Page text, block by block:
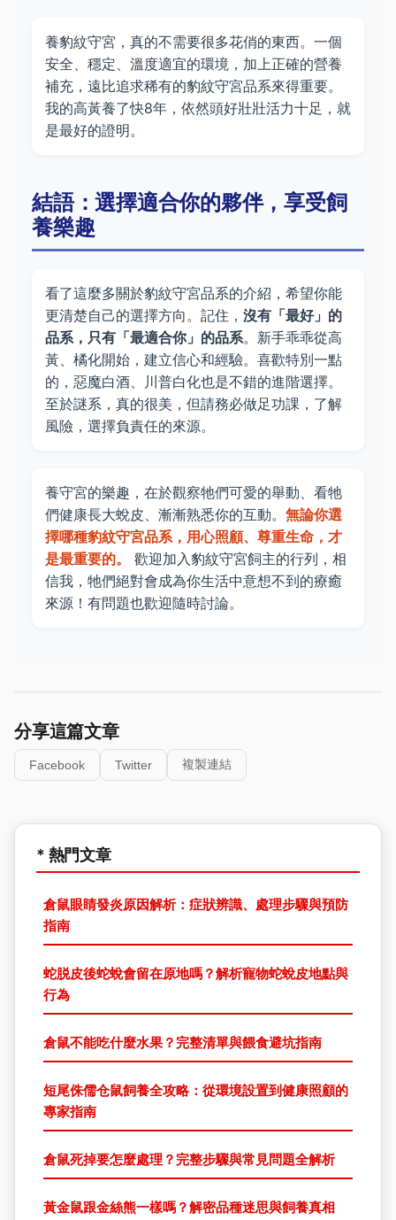
養豹紋守宮，真的不需要很多花俏的東西。一個
安全、穩定、溫度適宜的環境，加上正確的營養
補充，遠比追求稀有的豹紋守宮品系來得重要。
我的高黃養了快8年，依然頭好壯壯活力十足，就
是最好的證明。
結語：選擇適合你的夥伴，享受飼
養樂趣
看了這麼多關於豹紋守宮品系的介紹，希望你能
更清楚自己的選擇方向。記住， 沒有「最好」的
品系，只有「最適合你」的品系。新手乖乖從高
黃、橘化開始，建立信心和經驗。喜歡特別一點
的，惡魔白酒、川普白化也是不錯的進階選擇。
至於謎系，真的很美，但請務必做足功課，了解
風險，選擇負責任的來源。
養守宮的樂趣，在於觀察牠們可愛的舉動、看牠
們健康長大蛻皮、漸漸熟悉你的互動。 無論你選
擇哪種豹紋守宮品系，用心照顧、尊重生命，才
是最重要的。
歡迎加入豹紋守宮飼主的行列，相
信我，牠們絕對會成為你生活中意想不到的療癒
來源！有問題也歡迎隨時討論。
分享這篇文章
Facebook Twitter 複製連結
* 熱門文章
倉鼠眼睛發炎原因解析：症狀辨識、處理步驟與預防
指南
蛇脱皮後蛇蛻會留在原地嗎？解析寵物蛇蛻皮地點與
行為
倉鼠不能吃什麼水果？完整清單與餵食避坑指南
短尾侏儒仓鼠飼養全攻略：從環境設置到健康照顧的
專家指南
倉鼠死掉要怎麼處理？完整步驟與常見問題全解析
黃金鼠跟金絲熊一樣嗎？解密品種迷思與飼養真相